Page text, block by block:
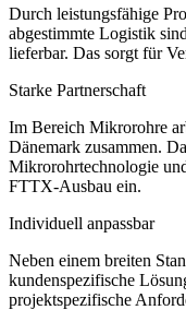
Durch leistungsfähige
abgestimmte Logistik
lieferbar. Das sorgt für
Starke Partnerschaft
Im Bereich Mikrorohre
Dänemark zusammen.
Mikrorohrtechnologie
FTTX-Ausbau ein.
Individuell anpassbar
Neben einem breiten
kundenspezifische
projektspezifische